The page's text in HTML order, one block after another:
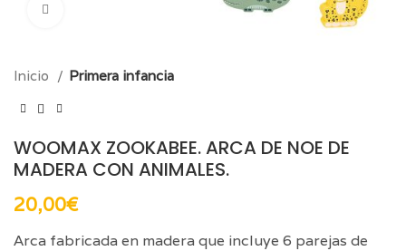
Inicio Primera infancia
WOOMAX ZOOKABEE. ARCA DE NOE DE
MADERA CON ANIMALES.
20,00€
Arca fabricada en madera que incluye 6 parejas de